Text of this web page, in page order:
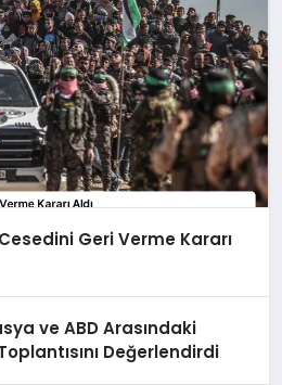
Geri Verme Kararı
ve ABD Arasındaki
Değerlendirdi